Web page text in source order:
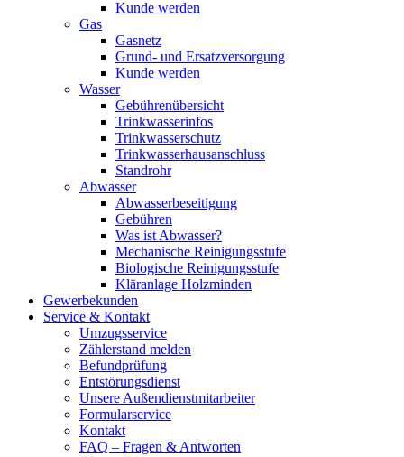
Kunde werden
Gas
Gasnetz
Grund- und Ersatzversorgung
Kunde werden
Wasser
Gebührenübersicht
Trinkwasserinfos
Trinkwasserschutz
Trinkwasserhausanschluss
Standrohr
Abwasser
Abwasserbeseitigung
Gebühren
Was ist Abwasser?
Mechanische Reinigungsstufe
Biologische Reinigungsstufe
Kläranlage Holzminden
Gewerbekunden
Service & Kontakt
Umzugsservice
Zählerstand melden
Befundprüfung
Entstörungsdienst
Unsere Außendienstmitarbeiter
Formularservice
Kontakt
FAQ – Fragen & Antworten